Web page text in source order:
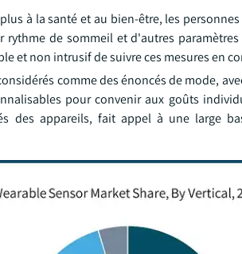
à la santé et au bien-être, les
de sommeil et d'autres
et non intrusif de suivre ces mesures en
comme des énoncés de mode,
pour convenir aux goûts
des appareils, fait appel à une large